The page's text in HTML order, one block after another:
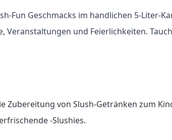
Fun Geschmacks im handlichen 5-
Veranstaltungen und Feierlichkeiten.
Zubereitung von Slush-Getränken zum
-Slushies.